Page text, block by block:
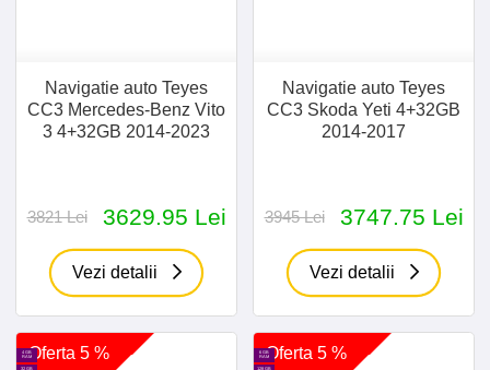
Navigatie auto Teyes
CC3 Mercedes-Benz Vito
3 4+32GB 2014-2023
3821 Lei 3629.95 Lei
Vezi detalii
Navigatie auto Teyes
CC3 Skoda Yeti 4+32GB
2014-2017
3945 Lei 3747.75 Lei
Vezi detalii
Oferta 5 %
4 GB
RAM
Oferta 5 %
6 GB
RAM